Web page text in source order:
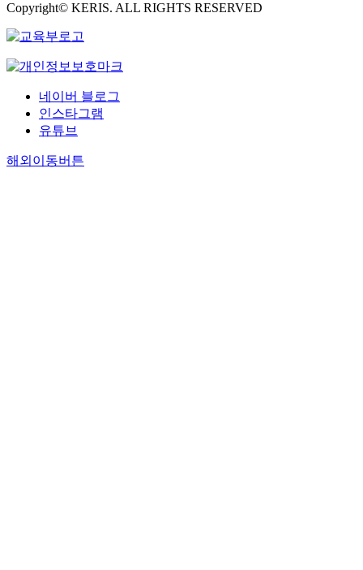
Copyright© KERIS. ALL RIGHTS RESERVED
네이버 블로그
인스타그램
유튜브
해외이동버튼